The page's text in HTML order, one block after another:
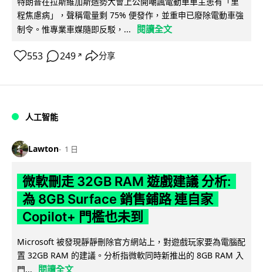
程焦慮病」，聲稱電量剩 75% 便發作，並重申已廢除電動車強
制令。惟專業車媒隨即反駁，...
閱讀全文
553 249 ↗ 分享
人工智能
Lawton 1 日
微軟刪走 32GB RAM 遊戲建議 分析:
為 8GB Surface 銷售鋪路 連自家
Copilot+ 門檻也未到
Microsoft 被發現靜靜刪除官方網站上，對遊戲玩家要為電腦配
置 32GB RAM 的建議。分析指微軟同時新推出的 8GB RAM 入
門...
閱讀全文